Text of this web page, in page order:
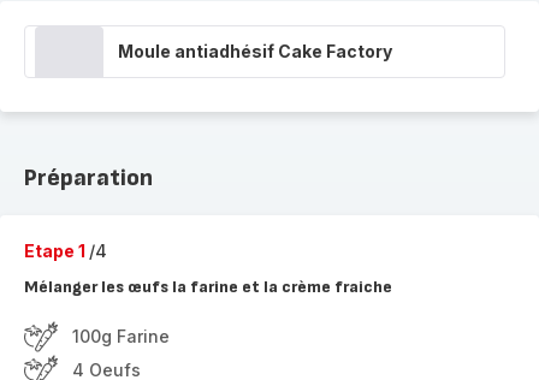
Moule antiadhésif Cake Factory
Préparation
Etape 1 /4
Mélanger les œufs la farine et la crème fraiche
100g Farine
4 Oeufs